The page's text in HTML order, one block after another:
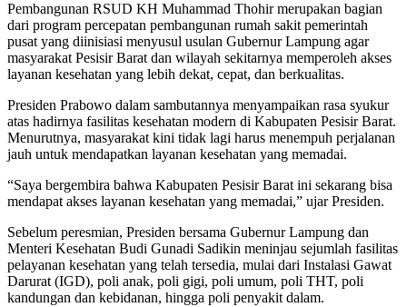
Pembangunan RSUD KH Muhammad Thohir merupakan bagian
dari program percepatan pembangunan rumah sakit pemerintah
pusat yang diinisiasi menyusul usulan Gubernur Lampung agar
masyarakat Pesisir Barat dan wilayah sekitarnya memperoleh akses
layanan kesehatan yang lebih dekat, cepat, dan berkualitas.
Presiden Prabowo dalam sambutannya menyampaikan rasa syukur
atas hadirnya fasilitas kesehatan modern di Kabupaten Pesisir Barat.
Menurutnya, masyarakat kini tidak lagi harus menempuh perjalanan
jauh untuk mendapatkan layanan kesehatan yang memadai.
“Saya bergembira bahwa Kabupaten Pesisir Barat ini sekarang bisa
mendapat akses layanan kesehatan yang memadai,” ujar Presiden.
Sebelum peresmian, Presiden bersama Gubernur Lampung dan
Menteri Kesehatan Budi Gunadi Sadikin meninjau sejumlah fasilitas
pelayanan kesehatan yang telah tersedia, mulai dari Instalasi Gawat
Darurat (IGD), poli anak, poli gigi, poli umum, poli THT, poli
kandungan dan kebidanan, hingga poli penyakit dalam.